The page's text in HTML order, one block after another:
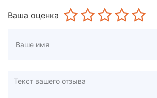
Ваша оценка